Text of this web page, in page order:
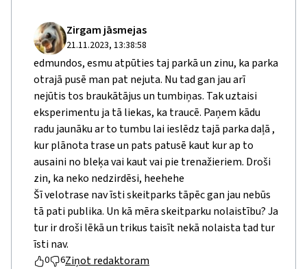
Zirgam jāsmejas
21.11.2023, 13:38:58
edmundos, esmu atpūties taj parkā un zinu, ka parka
otrajā pusē man pat nejuta. Nu tad gan jau arī
nejūtis tos braukātājus un tumbiņas. Tak uztaisi
eksperimentu ja tā liekas, ka traucē. Paņem kādu
radu jaunāku ar to tumbu lai ieslēdz tajā parka daļā ,
kur plānota trase un pats patusē kaut kur ap to
ausaini no bleķa vai kaut vai pie trenažieriem. Droši
zin, ka neko nedzirdēsi, heehehe
Šī velotrase nav īsti skeitparks tāpēc gan jau nebūs
tā pati publika. Un kā mēra skeitparku nolaistību? Ja
tur ir droši lēkā un trikus taisīt nekā nolaista tad tur
īsti nav.
0 6Ziņot redaktoram